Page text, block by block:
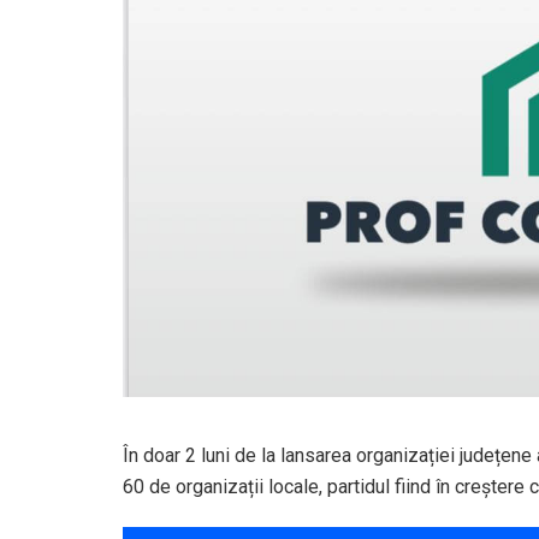
În doar 2 luni de la lansarea organizației
60 de organizații locale, partidul fiind în creștere